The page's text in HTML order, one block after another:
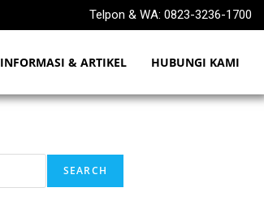
Telpon & WA: 0823-3236-1700
INFORMASI & ARTIKEL HUBUNGI KAMI
SEARCH